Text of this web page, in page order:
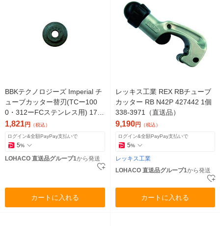
BBKテクノロジーズ Imperial チ
ューブカッター替刃(TCー100
0・312ーFCステンレス用) 175
046 1枚(1個)（直送品）
1,821円 （税込）
ログイン&全額PayPay支払いで
5%
LOHACO 直送品グループ1から発送
カートに入れる
レッキス工業 REX RBチューブ
カッター RB N42P 427442 1個
338-3971（直送品）
9,190円 （税込）
ログイン&全額PayPay支払いで
5%
レッキス工業
LOHACO 直送品グループ1から発送
カートに入れる